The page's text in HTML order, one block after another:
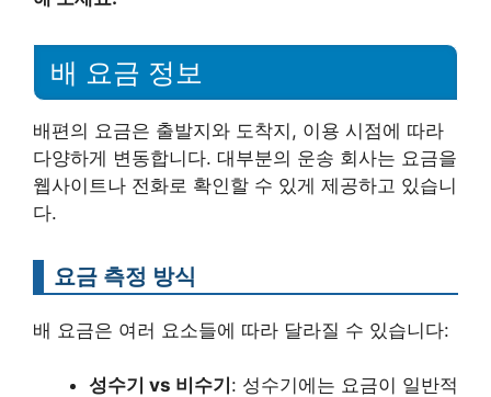
배 요금 정보
배편의 요금은 출발지와 도착지, 이용 시점에 따라
다양하게 변동합니다. 대부분의 운송 회사는 요금을
웹사이트나 전화로 확인할 수 있게 제공하고 있습니
다.
요금 측정 방식
배 요금은 여러 요소들에 따라 달라질 수 있습니다:
성수기 vs 비수기 : 성수기에는 요금이 일반적